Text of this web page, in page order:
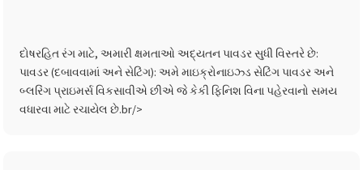
દોષરહિત રંગ માટે, અમારી ક્ષમતાઓ અદ્યતન પાવડર સુધી વિસ્તરે છે:
પાવડર (દબાવવામાં અને સેટિંગ): અમે માઇક્રોનાઇઝ્ડ સેટિંગ પાવડર અને
બ્લરિંગ પ્રાઇમર્સ વિકસાવીએ છીએ જે કેકી ફિનિશ વિના પહેરવાનો સમય
વધારવા માટે રચાયેલ છે.br/>